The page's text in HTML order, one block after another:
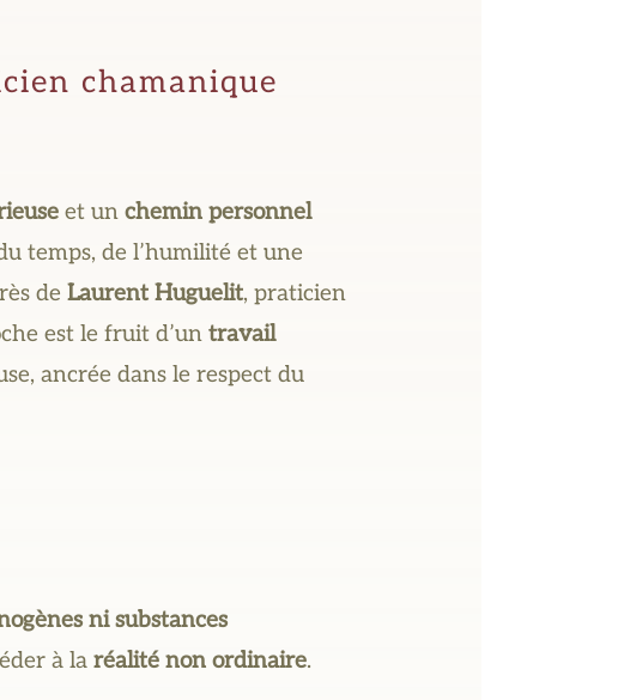
chamanique
et un chemin personnel
temps, de l’humilité et une
de Laurent Huguelit, praticien
est le fruit d’un travail
ancrée dans le respect du
ni substances
à la réalité non ordinaire.